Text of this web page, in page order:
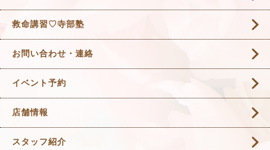
救命講習♡寺部塾
お問い合わせ・連絡
イベント予約
店舗情報
スタッフ紹介